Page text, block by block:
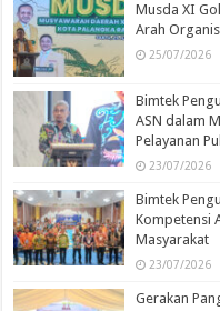
Musda XI
Arah
25/07/2026
Bimtek
ASN dalam
Pelayanan
23/07/2026
Bimtek
Kompetensi
Masyarakat
23/07/2026
Gerakan